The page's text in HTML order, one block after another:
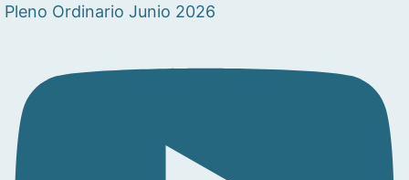
Pleno Ordinario Junio 2026